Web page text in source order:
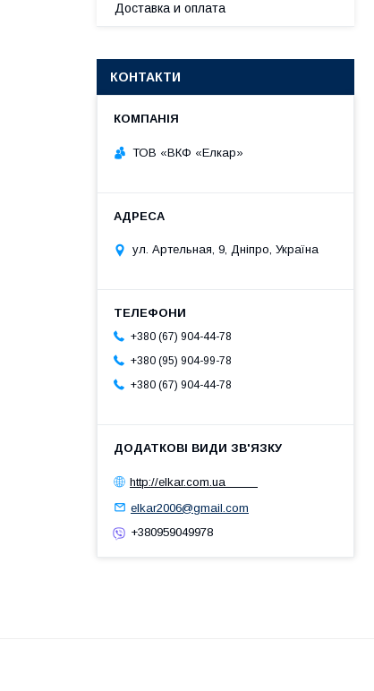
Доставка и оплата
КОНТАКТИ
ТОВ «ВКФ «Елкар»
ул. Артельная, 9, Дніпро, Україна
+380 (67) 904-44-78
+380 (95) 904-99-78
+380 (67) 904-44-78
http://elkar.com.ua
elkar2006@gmail.com
+380959049978